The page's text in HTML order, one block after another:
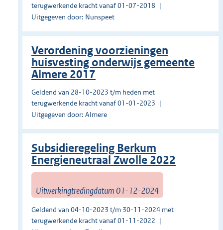
terugwerkende kracht vanaf 01-07-2018
Uitgegeven door: Nunspeet
Verordening voorzieningen
huisvesting onderwijs gemeente
Almere 2017
Geldend van 28-10-2023 t/m heden met
terugwerkende kracht vanaf 01-01-2023
Uitgegeven door: Almere
Subsidieregeling Berkum
Energieneutraal Zwolle 2022
Uitwerkingtredingdatum 01-12-2024
Geldend van 04-10-2023 t/m 30-11-2024 met
terugwerkende kracht vanaf 01-11-2022